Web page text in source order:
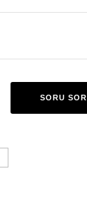
SORU SOR